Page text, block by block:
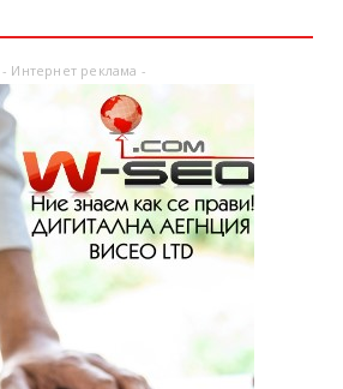
- Интернет реклама -